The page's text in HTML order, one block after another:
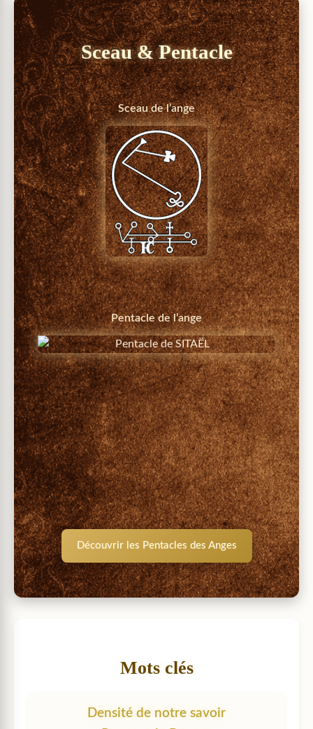
Sceau & Pentacle
Sceau de l’ange
Pentacle de l’ange
Découvrir les Pentacles des Anges
Mots clés
Densité de notre savoir